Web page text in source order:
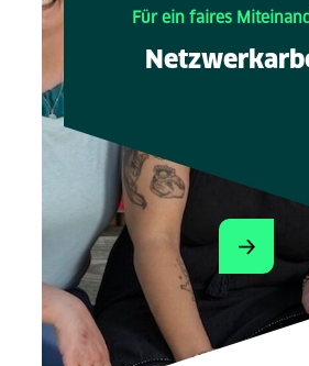
Für ein faires
Zu